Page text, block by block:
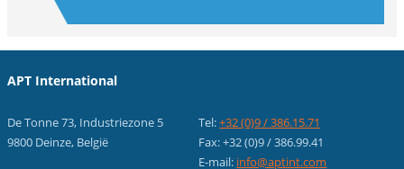
APT International
De Tonne 73, Industriezone 5
9800 Deinze, België
Tel:+32 (0)9 / 386.15.71
Fax: +32 (0)9 / 386.99.41
E-mail: info@aptint.com